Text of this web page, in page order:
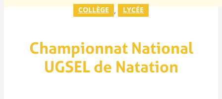
COLLÈGE , LYCÉE
Championnat National
UGSEL de Natation